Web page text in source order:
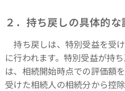
２．持ち戻しの具体的
持ち戻しは、特別受益を受
に行われます。特別受益が持
は、相続開始時点での評価額
受けた相続人の相続分から控除